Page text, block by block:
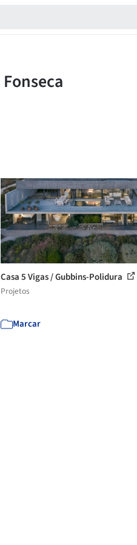
Casa 5 Vigas / Gubbins-Polidura
Projetos
Marcar